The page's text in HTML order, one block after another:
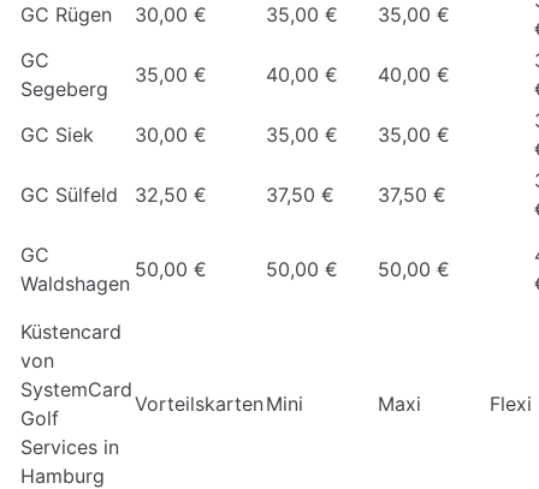
GC Rügen 30,00 € 35,00 € 35,00 €
GC
Segeberg
35,00 € 40,00 € 40,00 €
GC Siek
30,00 € 35,00 € 35,00 €
GC Sülfeld
32,50 € 37,50 € 37,50 €
GC
Waldshagen
50,00 € 50,00 € 50,00 €
Küstencard
von
SystemCard
Golf
Services in
Hamburg
VorteilskartenMini Maxi Flexi